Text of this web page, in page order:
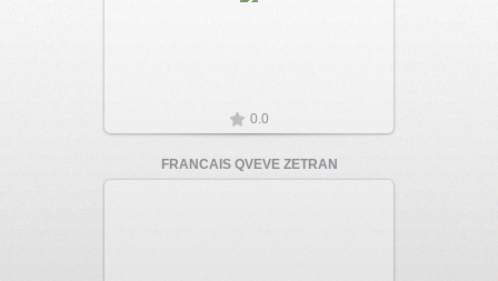
0.0
FRANCAIS QVEVE ZETRAN